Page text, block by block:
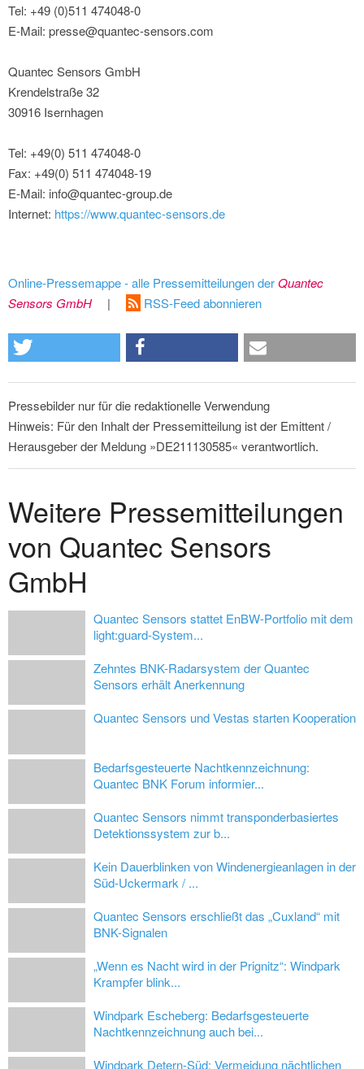
Tel: +49 (0)511 474048-0
E-Mail: presse@quantec-sensors.com
Quantec Sensors GmbH
Krendelstraße 32
30916 Isernhagen
Tel: +49(0) 511 474048-0
Fax: +49(0) 511 474048-19
E-Mail: info@quantec-group.de
Internet: https://www.quantec-sensors.de
Online-Pressemappe - alle Pressemitteilungen derQuantec
Sensors GmbH
| RSS-Feed abonnieren
Pressebilder nur für die redaktionelle Verwendung
Hinweis: Für den Inhalt der Pressemitteilung ist der Emittent /
Herausgeber der Meldung »DE211130585« verantwortlich.
Weitere Pressemitteilungen
von Quantec Sensors
GmbH
Quantec Sensors stattet EnBW-Portfolio mit dem
light:guard-System...
Zehntes BNK-Radarsystem der Quantec
Sensors erhält Anerkennung
Quantec Sensors und Vestas starten Kooperation
Bedarfsgesteuerte Nachtkennzeichnung:
Quantec BNK Forum informier...
Quantec Sensors nimmt transponderbasiertes
Detektionssystem zur b...
Kein Dauerblinken von Windenergieanlagen in der
Süd-Uckermark / ...
Quantec Sensors erschließt das „Cuxland“ mit
BNK-Signalen
„Wenn es Nacht wird in der Prignitz“: Windpark
Krampfer blink...
Windpark Escheberg: Bedarfsgesteuerte
Nachtkennzeichnung auch bei...
Windpark Detern-Süd: Vermeidung nächtlichen